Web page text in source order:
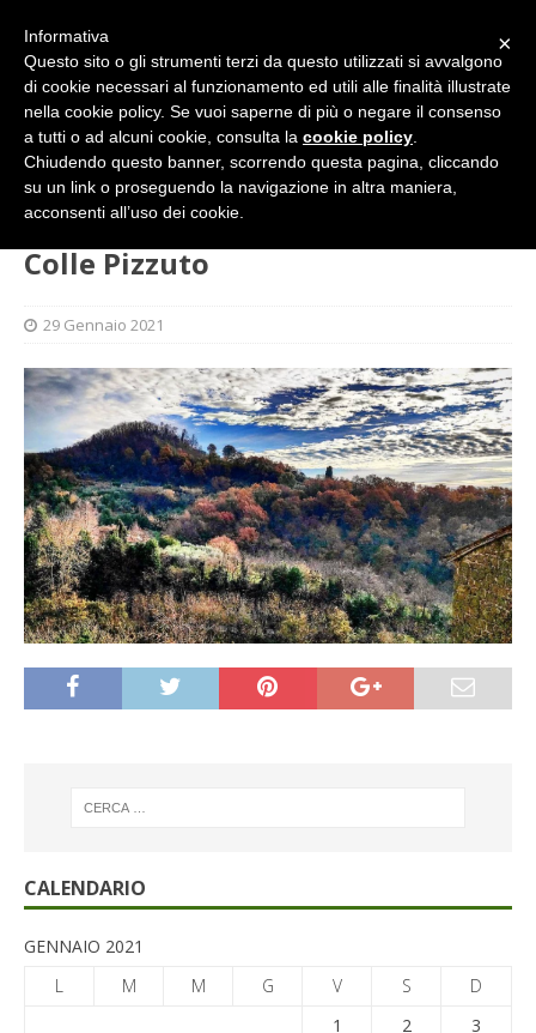
GALLERY Colle Pizzuto
Colle Pizzuto
29 Gennaio 2021
CALENDARIO
GENNAIO 2021
L
M M G V S
D
1
2
3
×
Informativa
Questo sito o gli strumenti terzi da questo utilizzati si avvalgono
di cookie necessari al funzionamento ed utili alle finalità illustrate
nella cookie policy. Se vuoi saperne di più o negare il consenso
a tutti o ad alcuni cookie, consulta la cookie policy
Chiudendo questo banner, scorrendo questa pagina, cliccando
su un link o proseguendo la navigazione in altra maniera,
acconsenti all’uso dei cookie.